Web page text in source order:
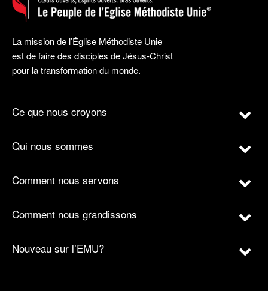
La mission de l’Église Méthodiste Unie
est de faire des disciples de Jésus-Christ
pour la transformation du monde.
Ce que nous croyons
Qui nous sommes
Comment nous servons
Comment nous grandissons
Nouveau sur l’EMU?